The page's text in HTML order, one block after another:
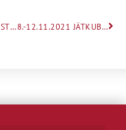
JWG XVII TORDIVÕISTLUS 8.-12.11.2021 JÄTKUB OSALINE DISTANTSÕPE (E-ÕPE) 4.-8. KLASSIDES